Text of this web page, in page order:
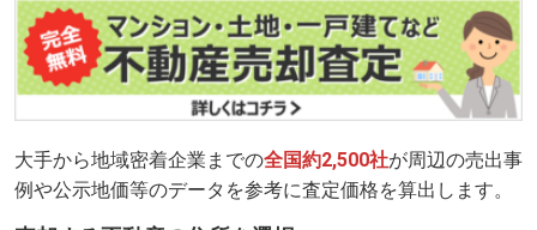
大手から地域密着企業までの全国約2,500社が周辺の売出事
例や公示地価等のデータを参考に査定価格を算出します。